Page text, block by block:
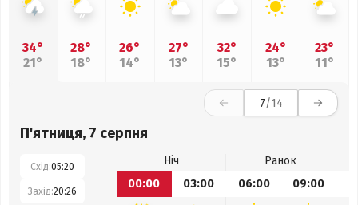
34°
21°
28°
18°
26°
14°
27°
13°
32°
15°
24°
13°
23°
11°
7/14
П'ятниця, 7 серпня
Схід:05:20
Захід:20:26
Ніч
Ранок
00:00
03:00 06:00 09:00